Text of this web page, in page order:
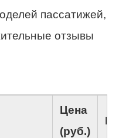
пассатижей,
отзывы
Цена
(руб.)